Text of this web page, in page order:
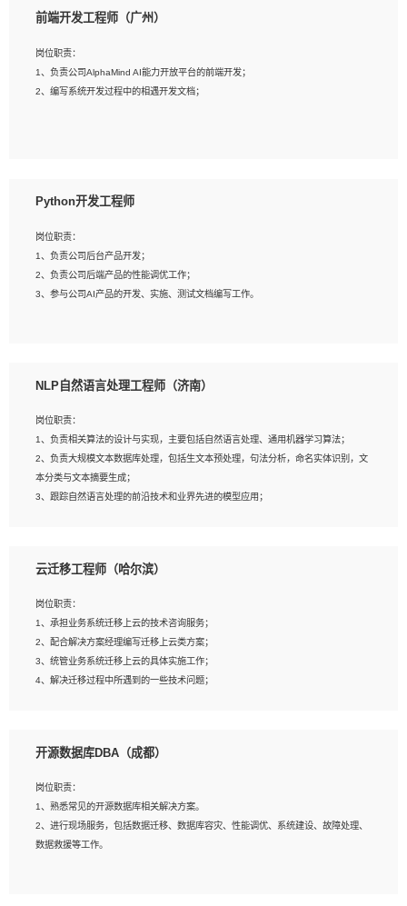
8、有良好的文档编写能力和沟通能力，有RHCE证书优先
岗位要求：
2、熟悉产品及需求规划工具，如:Axure、Xmind、MS Project等；
3、具备良好的交流协调能力，有较强的责任感、工作积极主动；
4、有较强的系统需求分析、文档编写能力、沟通能力；
前端开发工程师（广州）
岗位职责：
1、负责公司AlphaMind AI能力开放平台的前端开发；
2、编写系统开发过程中的相遇开发文档；
3、熟悉react/vue/angular任何一种前端框架，熟悉react优先；
5、善于沟通，具有团队意识；
Python开发工程师
岗位职责：
1、负责公司后台产品开发；
2、负责公司后端产品的性能调优工作；
3、参与公司AI产品的开发、实施、测试文档编写工作。
验的更佳；
3、熟悉数据库开发，熟悉Mysql、Oracle、MongoDb数据库应用开发其中一种；
4、熟悉Python Wed框架（Django/Flask...）代码能力优秀，熟悉编码规范和具备
良好的文档编写能力）；
5、沟通表达能力强，具备团队协作能力。
NLP自然语言处理工程师（济南）
岗位职责：
1、负责相关算法的设计与实现，主要包括自然语言处理、通用机器学习算法；
2、负责大规模文本数据库处理，包括生文本预处理，句法分析，命名实体识别，文
本分类与文本摘要生成；
3、跟踪自然语言处理的前沿技术和业界先进的模型应用；
岗位要求：
2、熟悉tensorflow，keras，pytorch等常规深度学习框架，快速根据客户需求实现
有效的模型；
3、熟悉掌握至少一种编程语言，如：Python，Java；
4、 熟悉NLP相关算法与实现；
5、至少有一次及以上问答系统的项目实践，熟悉问答系统全流程开发者优先；
云迁移工程师（哈尔滨）
岗位职责：
1、承担业务系统迁移上云的技术咨询服务；
2、配合解决方案经理编写迁移上云类方案；
3、统管业务系统迁移上云的具体实施工作；
4、解决迁移过程中所遇到的一些技术问题；
1、专科及以上学历，三年以上工作经验，计算机等相关专业；
3、熟悉常见操作系统、存储、网络、 IO 等相关原理；
4、具有迁移工具实操经验，具备P2V、V2V迁移能力；
5、熟练华为、VMware虚拟化、云计算及云存储技术；
6、熟悉主流数据库、应用服务器、中间件部署架构和运维方法；
开源数据库DBA（成都）
岗位职责：
1、熟悉常见的开源数据库相关解决方案。
2、进行现场服务，包括数据迁移、数据库容灾、性能调优、系统建设、故障处理、
数据救援等工作。